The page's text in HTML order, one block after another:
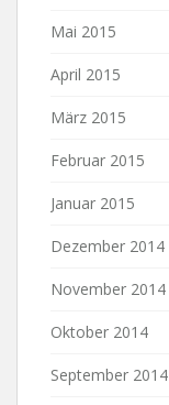
Mai 2015
April 2015
März 2015
Februar 2015
Januar 2015
Dezember 2014
November 2014
Oktober 2014
September 2014